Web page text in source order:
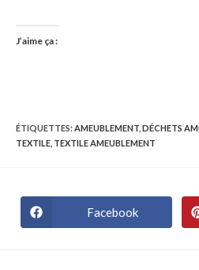
J’aime ça :
ÉTIQUETTES:AMEUBLEMENT DÉCHETS
TEXTILE TEXTILE AMEUBLEMENT
Facebook